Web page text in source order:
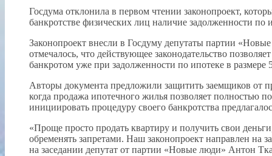
Госдума отклонила в первом чтении законопроект,
банкротстве физических лиц наличие задолженности по
Законопроект внесли в Госдуму депутаты партии
отмечалось, что действующее законодательство
банкротом уже при задолженности по ипотеке в размере
Авторы документа предложили защитить заемщиков от
когда продажа ипотечного жилья позволяет полностью
инициировать процедуру своего банкротства
«Проще просто продать квартиру и получить свои
обременять запретами. Наш законопроект направлен на
на заседании депутат от партии «Новые люди» Антон